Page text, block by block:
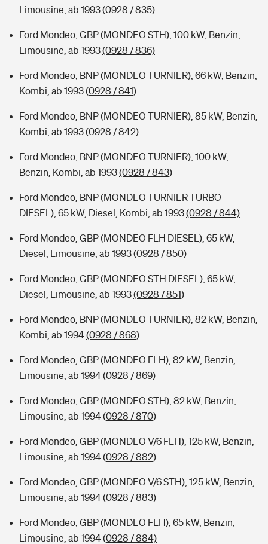
Limousine, ab 1993(0928 / 835)
Ford Mondeo, GBP (MONDEO STH), 100 kW, Benzin,
Limousine, ab 1993(0928 / 836)
Ford Mondeo, BNP (MONDEO TURNIER), 66 kW, Benzin,
Kombi, ab 1993(0928 / 841)
Ford Mondeo, BNP (MONDEO TURNIER), 85 kW, Benzin,
Kombi, ab 1993(0928 / 842)
Ford Mondeo, BNP (MONDEO TURNIER), 100 kW,
Benzin, Kombi, ab 1993(0928 / 843)
Ford Mondeo, BNP (MONDEO TURNIER TURBO
DIESEL), 65 kW, Diesel, Kombi, ab 1993(0928 / 844)
Ford Mondeo, GBP (MONDEO FLH DIESEL), 65 kW,
Diesel, Limousine, ab 1993(0928 / 850)
Ford Mondeo, GBP (MONDEO STH DIESEL), 65 kW,
Diesel, Limousine, ab 1993(0928 / 851)
Ford Mondeo, BNP (MONDEO TURNIER), 82 kW, Benzin,
Kombi, ab 1994(0928 / 868)
Ford Mondeo, GBP (MONDEO FLH), 82 kW, Benzin,
Limousine, ab 1994(0928 / 869)
Ford Mondeo, GBP (MONDEO STH), 82 kW, Benzin,
Limousine, ab 1994(0928 / 870)
Ford Mondeo, GBP (MONDEO V/6 FLH), 125 kW, Benzin,
Limousine, ab 1994(0928 / 882)
Ford Mondeo, GBP (MONDEO V/6 STH), 125 kW, Benzin,
Limousine, ab 1994(0928 / 883)
Ford Mondeo, GBP (MONDEO FLH), 65 kW, Benzin,
Limousine, ab 1994(0928 / 884)